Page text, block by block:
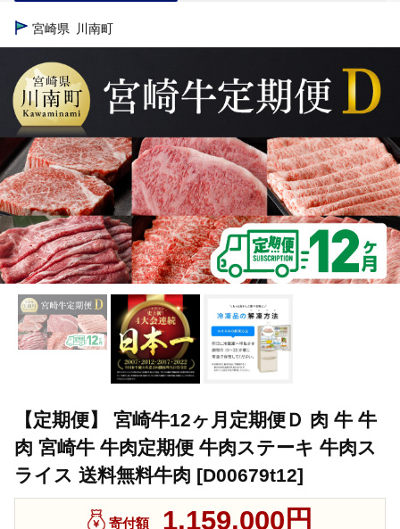
TOP
TOP 肉 牛肉 宮崎牛 【定期便】 宮崎牛12ヶ月定期
TOP 肉
TOP 肉 牛肉 ステーキ(牛肉) 【定期便】 宮崎牛12ヶ
宮崎県 川南町
【定期便】 宮崎牛12ヶ月定期便Ｄ 肉 牛 牛
肉 宮崎牛 牛肉定期便 牛肉ステーキ 牛肉ス
ライス 送料無料牛肉 [D00679t12]
寄付額 1,159,000円